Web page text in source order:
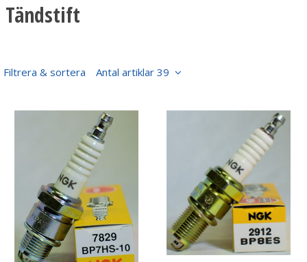
Tändstift
Filtrera & sortera Antal artiklar 39